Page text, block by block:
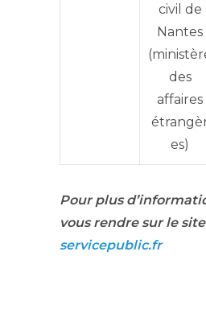
civil de
Nantes
des
affaires
es)
Pour plus
vous rendre sur le site
servicepublic.fr